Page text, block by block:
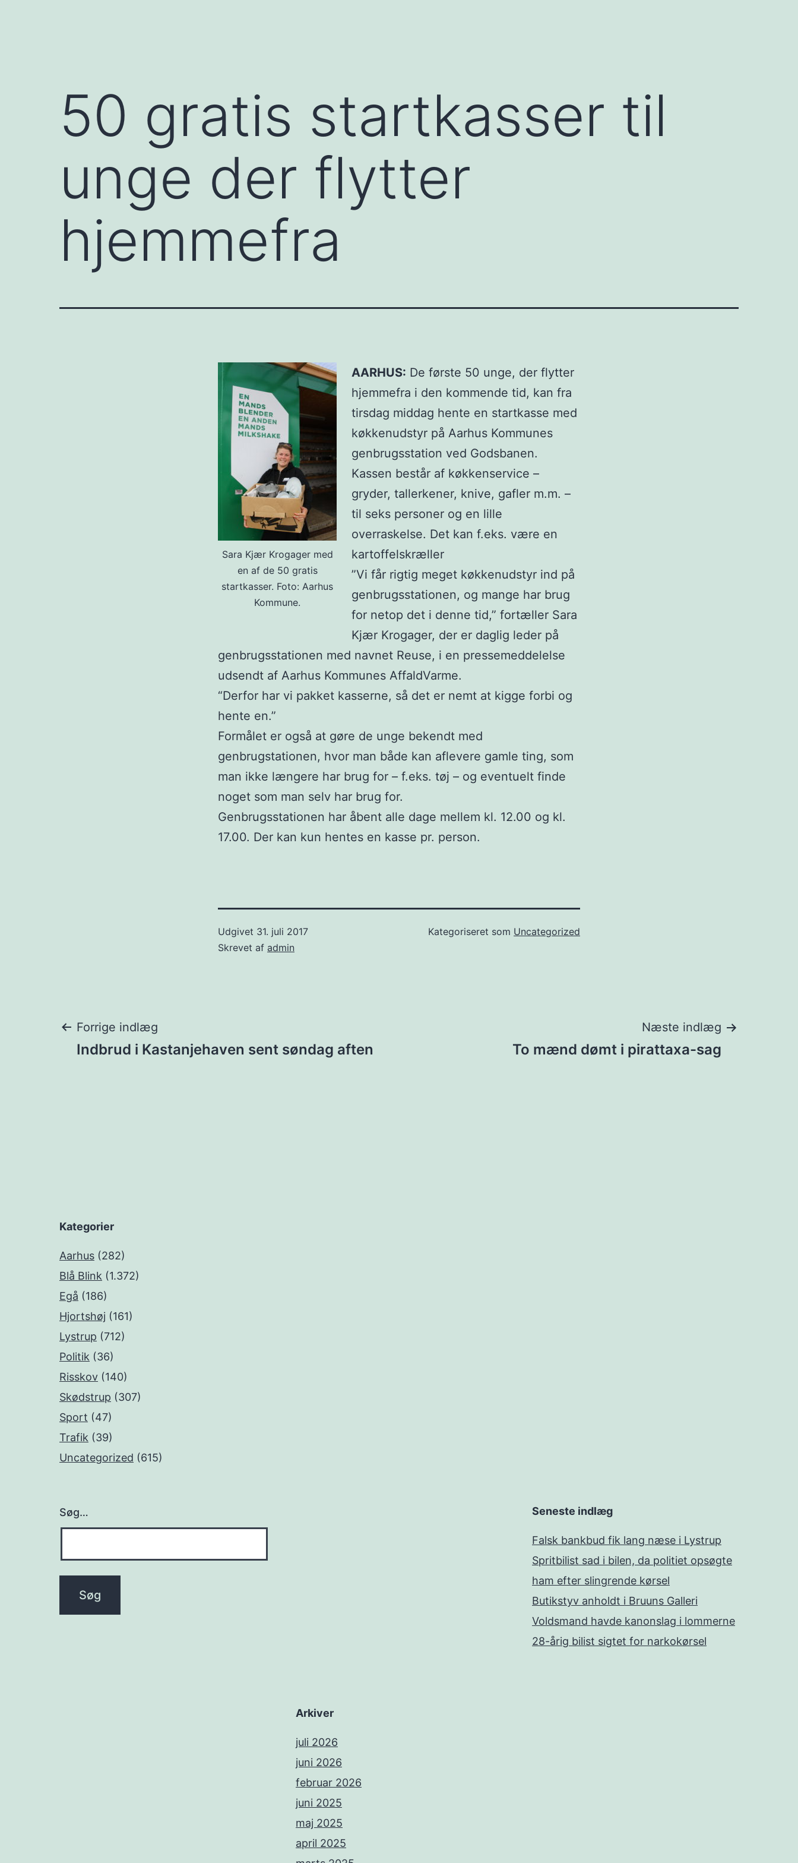
50 gratis startkasser til
unge der flytter
hjemmefra
Sara Kjær Krogager med
en af de 50 gratis
startkasser. Foto: Aarhus
Kommune.
AARHUS: De første 50 unge, der flytter
hjemmefra i den kommende tid, kan fra
tirsdag middag hente en startkasse med
køkkenudstyr på Aarhus Kommunes
genbrugsstation ved Godsbanen.
Kassen består af køkkenservice –
gryder, tallerkener, knive, gafler m.m. –
til seks personer og en lille
overraskelse. Det kan f.eks. være en
kartoffelskræller
”Vi får rigtig meget køkkenudstyr ind på
genbrugsstationen, og mange har brug
for netop det i denne tid,” fortæller Sara
Kjær Krogager, der er daglig leder på
genbrugsstationen med navnet Reuse, i en pressemeddelelse
udsendt af Aarhus Kommunes AffaldVarme.
“Derfor har vi pakket kasserne, så det er nemt at kigge forbi og
hente en.”
Formålet er også at gøre de unge bekendt med
genbrugstationen, hvor man både kan aflevere gamle ting, som
man ikke længere har brug for – f.eks. tøj – og eventuelt finde
noget som man selv har brug for.
Genbrugsstationen har åbent alle dage mellem kl. 12.00 og kl.
17.00. Der kan kun hentes en kasse pr. person.
Udgivet 31. juli 2017
Skrevet af admin
Kategoriseret som Uncategorized
Indlægsnavigation
Forrige indlæg
Indbrud i Kastanjehaven sent søndag aften
Næste indlæg
To mænd dømt i pirattaxa-sag
Kategorier
Aarhus (282)
Blå Blink (1.372)
Egå (186)
Hjortshøj (161)
Lystrup (712)
Politik (36)
Risskov (140)
Skødstrup (307)
Sport (47)
Trafik (39)
Uncategorized (615)
Søg… Seneste indlæg
Falsk bankbud fik lang næse i Lystrup
Spritbilist sad i bilen, da politiet opsøgte
ham efter slingrende kørsel
Butikstyv anholdt i Bruuns Galleri
Voldsmand havde kanonslag i lommerne
28-årig bilist sigtet for narkokørsel
Arkiver
juli 2026
juni 2026
februar 2026
juni 2025
maj 2025
april 2025